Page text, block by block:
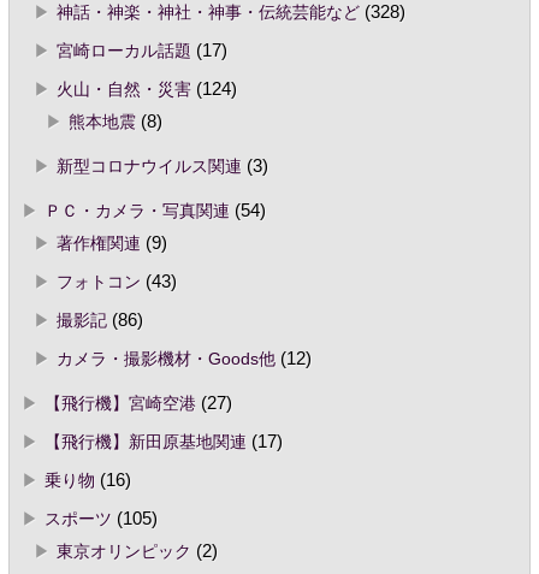
神話・神楽・神社・神事・伝統芸能など(328)
宮崎ローカル話題 (17)
火山・自然・災害(124)
熊本地震(8)
新型コロナウイルス関連 (3)
ＰＣ・カメラ・写真関連 (54)
著作権関連 (9)
フォトコン (43)
撮影記(86)
カメラ・撮影機材・Goods他(12)
【飛行機】宮崎空港(27)
【飛行機】新田原基地関連 (17)
乗り物 (16)
スポーツ (105)
東京オリンピック (2)